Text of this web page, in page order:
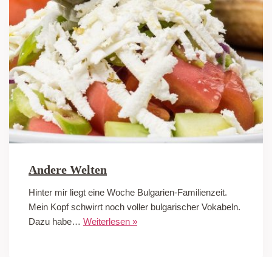
Andere Welten
Hinter mir liegt eine Woche Bulgarien-Familienzeit.
Mein Kopf schwirrt noch voller bulgarischer Vokabeln.
Dazu habe… Weiterlesen »